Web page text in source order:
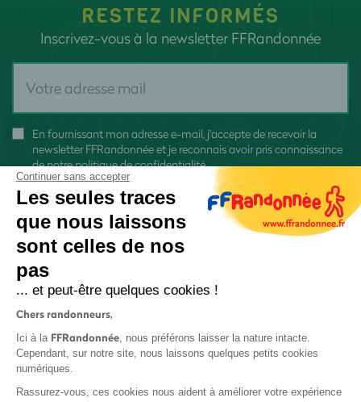
RESTEZ INFORMÉS
Inscrivez-vous à la newsletter FFRandonnée
En fournissant mon adresse e-mail, j'accepte de recevoir la
newsletter FFRandonnée et je reconnais avoir pris connaissance
denotre politique de confidentialité
Continuer sans accepter
Les seules traces
que nous laissons
sont celles de nos
pas
... et peut-être quelques cookies !
Chers randonneurs,
Ici à la FFRandonnée, nous préférons laisser la nature intacte.
Cependant, sur notre site, nous laissons quelques petits cookies
numériques.
Rassurez-vous, ces cookies nous aident à améliorer votre expérience